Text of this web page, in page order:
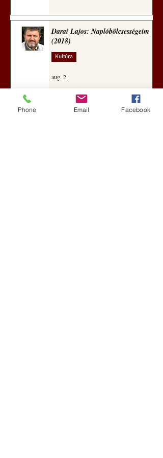
Darai Lajos: Naplóbölcsességeim
(2018)
Kultúra
aug. 2.
Phone Email Facebook